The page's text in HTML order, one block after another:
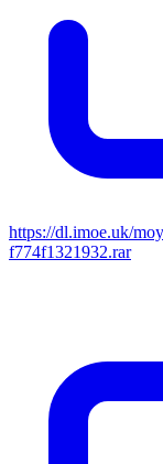
https://dl.imoe.uk/
f774f1321932.rar